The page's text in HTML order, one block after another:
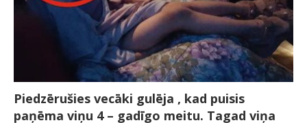
Piedzērušies vecāki gulēja , kad puisis
paņēma viņu 4 – gadīgo meitu. Tagad viņa